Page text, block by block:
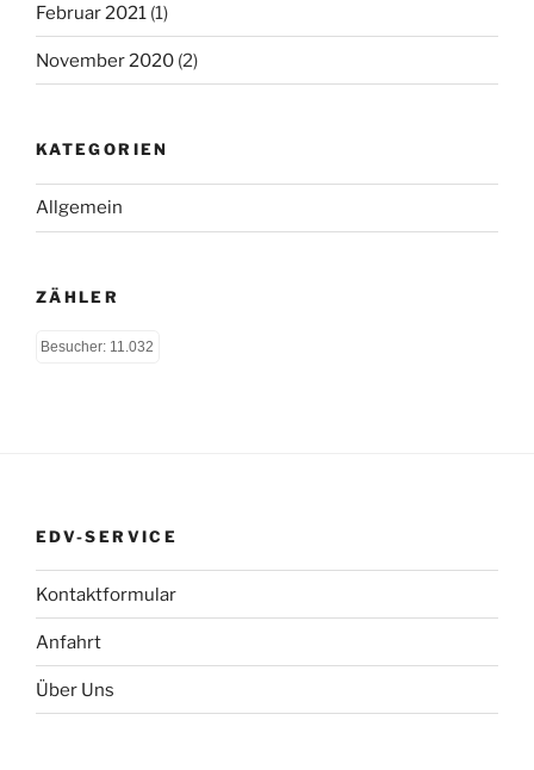
Februar 2021 (1)
November 2020 (2)
KATEGORIEN
Allgemein
ZÄHLER
Besucher: 11.032
EDV-SERVICE
Kontaktformular
Anfahrt
Über Uns